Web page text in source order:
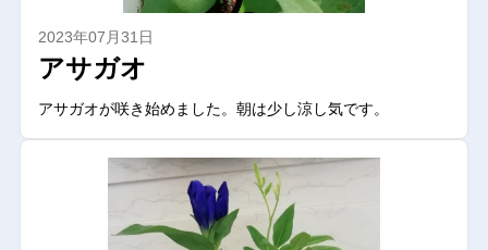
2023年07月31日
アサガオ
アサガオが咲き始めました。朝は少し涼し気です。